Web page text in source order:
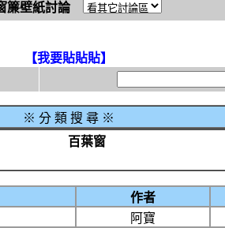
簾壁紙討論
【我要貼貼貼】
※ 分 類 搜 尋 ※
百葉窗
作者
阿寶